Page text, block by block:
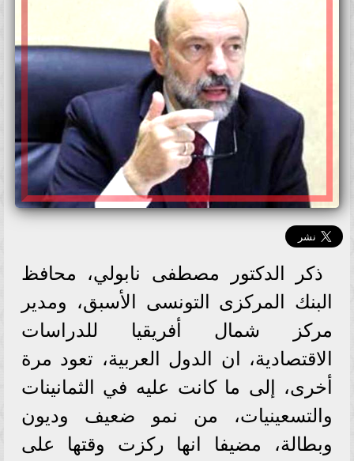
ذكر الدكتور مصطفى نابولي، محافظ
البنك المركزى التونسى الأسبق، ومدير
مركز شمال أفريقيا للدراسات
الاقتصادية، ان الدول العربية، تعود مرة
أخرى، إلى ما كانت عليه في الثمانينات
والتسعينيات، من نمو ضعيف وديون
وبطالة، مضيفا انها ركزت وقتها على